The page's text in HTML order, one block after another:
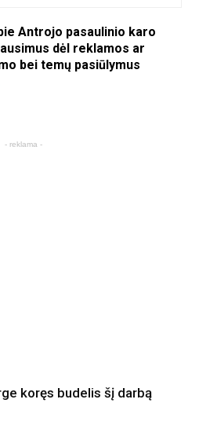
Antrojo pasaulinio karo
dėl reklamos ar
bei temų pasiūlymus
- reklama -
koręs budelis šį darbą